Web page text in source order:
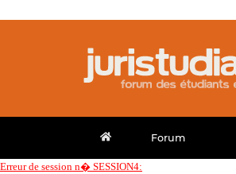
Forum
Erreur de session n� SESSION4: